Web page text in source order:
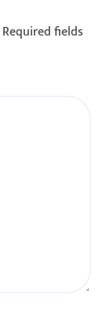
Required fields